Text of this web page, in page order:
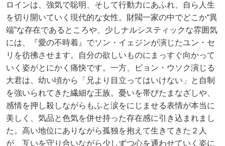
ロインは、強気で聡明、そして行動力にあふれ、自ら人生
を切り開いていく現代的な女性。財閥一家の中でどこか“異
端”な存在であるところや、少しナルシスティックな雰囲気
には、『愛の不時着』でソン・イェジンが演じたユン・セ
リを彷彿させます。自分の欲しいものにまっすぐ向かって
いく姿がとにかく痛快です。一方、ビョン・ウソク演じる
大君は、幼い頃から「兄より目立ってはいけない」と自制
を強いられてきた繊細な王族。憂いを帯びたまなざしや、
感情を押し殺しながらもふと涙をにじませる表情が本当に
美しく、気品と色気を併せ持った存在感に引き込まれまし
た。高い地位にありながら孤独を抱えて生きてきた２人
が、互いを守り合いながら少しずつ心を通わせていく姿に